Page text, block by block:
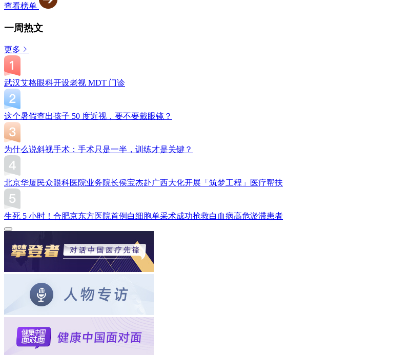
查看榜单
一周热文
更多
武汉艾格眼科开设老视 MDT 门诊
这个暑假查出孩子 50 度近视，要不要戴眼镜？
为什么说斜视手术：手术只是一半，训练才是关键？
北京华厦民众眼科医院业务院长侯宝杰赴广西大化开展「筑梦工程」医疗帮扶
生死 5 小时！合肥京东方医院首例白细胞单采术成功抢救白血病高危淤滞患者